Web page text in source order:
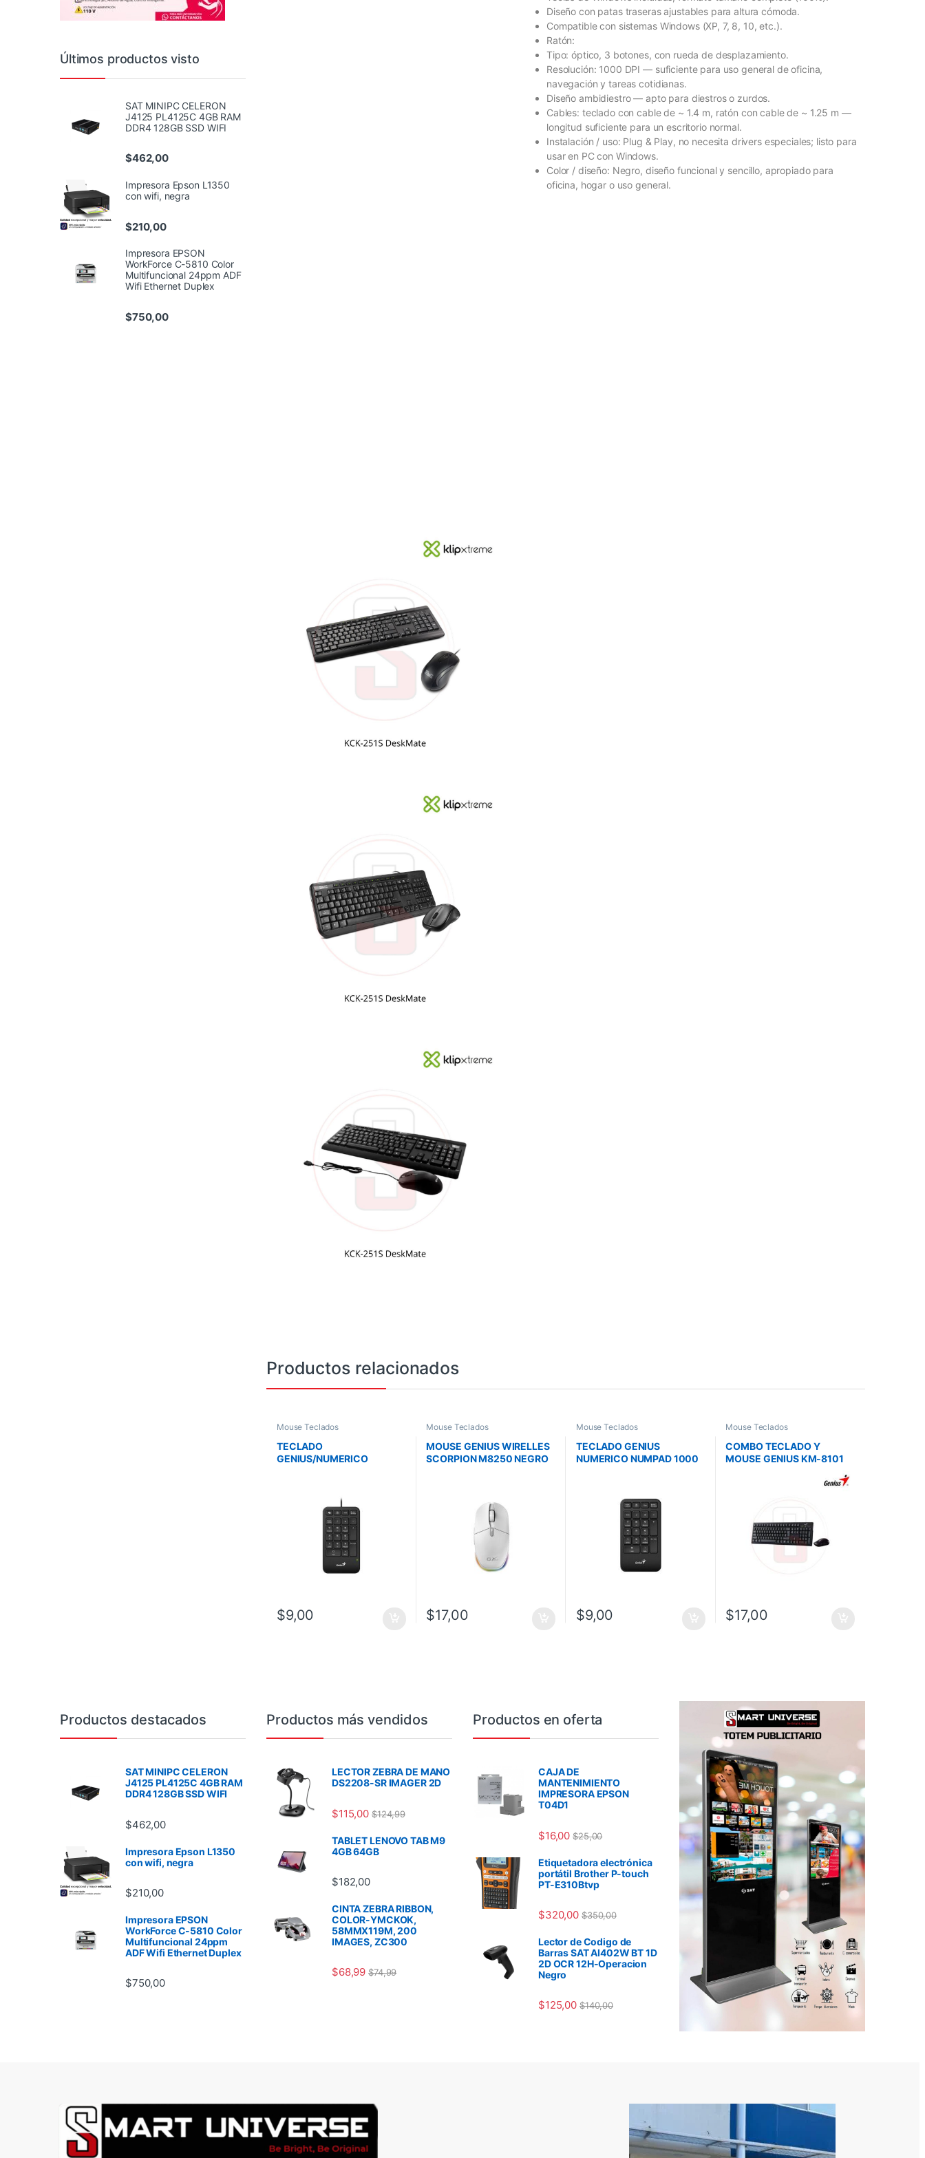
Diseño con patas traseras ajustables para altura cómoda.
Compatible con sistemas Windows (XP, 7, 8, 10, etc.).
Ratón:
Tipo: óptico, 3 botones, con rueda de desplazamiento.
Resolución: 1000 DPI — suficiente para uso general de oficina,
navegación y tareas cotidianas.
Diseño ambidiestro — apto para diestros o zurdos.
Cables: teclado con cable de ~ 1.4 m, ratón con cable de ~ 1.25 m —
longitud suficiente para un escritorio normal.
Instalación / uso: Plug & Play, no necesita drivers especiales; listo para
usar en PC con Windows.
Color / diseño: Negro, diseño funcional y sencillo, apropiado para
oficina, hogar o uso general.
Productos relacionados
Mouse Teclados
TECLADO
GENIUS/NUMERICO
$9,00
Mouse Teclados
MOUSE GENIUS WIRELLES
SCORPION M8250 NEGRO
$17,00
Mouse Teclados
TECLADO GENIUS
NUMERICO NUMPAD 1000
/WIN 8/10 /MAC OS 10.
$9,00
Mouse Teclados
COMBO TECLADO Y
MOUSE GENIUS KM-8101
2.4GHZ /INDICADOR DE
$17,00
Últimos productos visto
SAT MINIPC CELERON
J4125 PL4125C 4GB RAM
DDR4 128GB SSD WIFI
$462,00
Impresora Epson L1350
con wifi, negra
$210,00
Impresora EPSON
WorkForce C-5810 Color
Multifuncional 24ppm ADF
Wifi Ethernet Duplex
$750,00
Brands Carousel
Productos destacados
SAT MINIPC CELERON
J4125 PL4125C 4GB RAM
DDR4 128GB SSD WIFI
$462,00
Impresora Epson L1350
con wifi, negra
$210,00
Impresora EPSON
WorkForce C-5810 Color
Multifuncional 24ppm
ADF Wifi Ethernet Duplex
$750,00
Productos más vendidos
LECTOR ZEBRA DE MANO
DS2208-SR IMAGER 2D
$115,00 $124,99
TABLET LENOVO TAB M9
4GB 64GB
$182,00
CINTA ZEBRA RIBBON,
COLOR-YMCKOK,
58MMX119M, 200
IMAGES, ZC300
$68,99 $74,99
Productos en oferta
CAJA DE
MANTENIMIENTO
IMPRESORA EPSON
T04D1
$16,00 $25,00
Etiquetadora electrónica
portátil Brother P-touch
PT-E310Btvp
$320,00 $350,00
Lector de Codigo de
Barras SAT AI402W BT 1D
2D OCR 12H-Operacion
Negro
$125,00 $140,00